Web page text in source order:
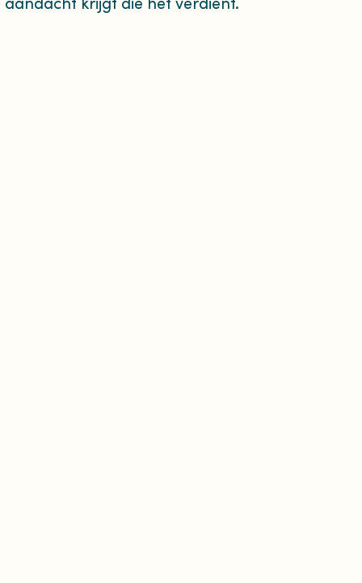
krijgt die het verdient.